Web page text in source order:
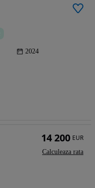
2024
14 200 EUR
Calculeaza rata